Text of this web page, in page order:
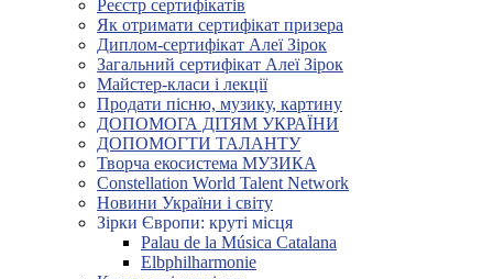
Реєстр сертифікатів
Як отримати сертифікат призера
Диплом-сертифікат Алеї Зірок
Загальний сертифікат Алеї Зірок
Майстер-класи і лекції
Продати пісню, музику, картину
ДОПОМОГА ДІТЯМ УКРАЇНИ
ДОПОМОГТИ ТАЛАНТУ
Творча екосистема МУЗИКА
Constellation World Talent Network
Новини України і світу
Зірки Європи: круті місця
Palau de la Música Catalana
Elbphilharmonie